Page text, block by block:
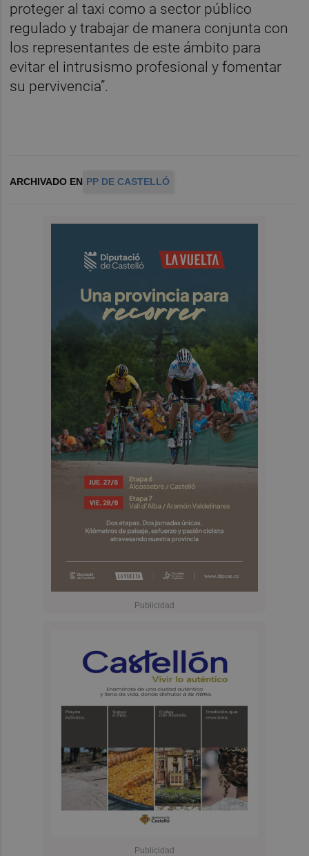
proteger al taxi como a sector público
regulado y trabajar de manera conjunta con
los representantes de este ámbito para
evitar el intrusismo profesional y fomentar
su pervivencia”.
ARCHIVADO EN PP DE CASTELLÓ